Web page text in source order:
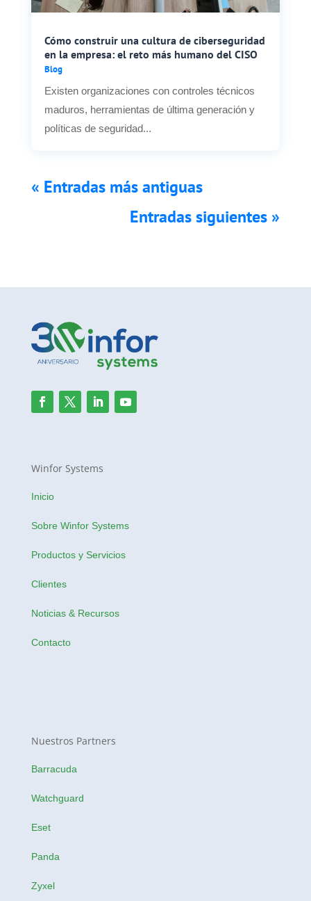
Cómo construir una cultura de ciberseguridad
en la empresa: el reto más humano del CISO
Blog
Existen organizaciones con controles técnicos
maduros, herramientas de última generación y
políticas de seguridad...
« Entradas más antiguas
Entradas siguientes »
Winfor Systems
Inicio
Sobre Winfor Systems
Productos y Servicios
Clientes
Noticias & Recursos
Contacto
Nuestros Partners
Barracuda
Watchguard
Eset
Panda
Zyxel